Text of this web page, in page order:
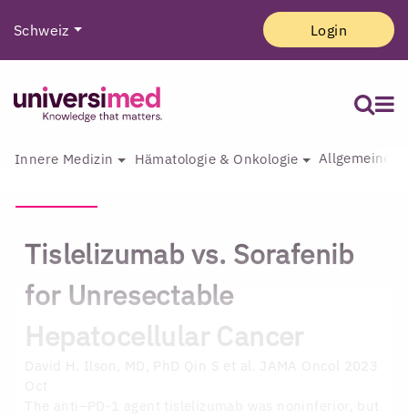
Schweiz Login
Innere Medizin Hämatologie & Onkologie Allgemeine
Tislelizumab vs. Sorafenib
for Unresectable
Hepatocellular Cancer